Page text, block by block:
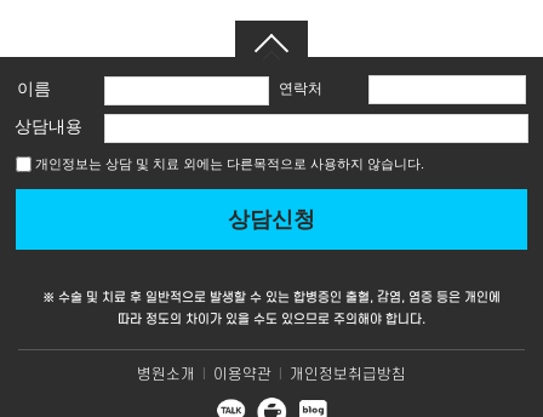
이름 연락처
상담내용
개인정보는 상담 및 치료 외에는 다른목적으로 사용하지 않습니다.
※ 수술 및 치료 후 일반적으로 발생할 수 있는 합병증인 출혈, 감염, 염증 등은 개인에
따라 정도의 차이가 있을 수도 있으므로 주의해야 합니다.
병원소개 이용약관 개인정보취급방침